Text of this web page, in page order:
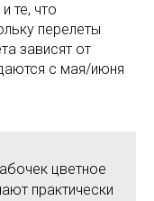
те, что
перелеты
зависят от
с мая/июня
цветное
практически